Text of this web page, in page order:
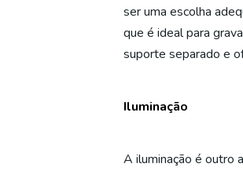
ser uma escolha
que é ideal para
suporte separado e
Iluminação
A iluminação é outro